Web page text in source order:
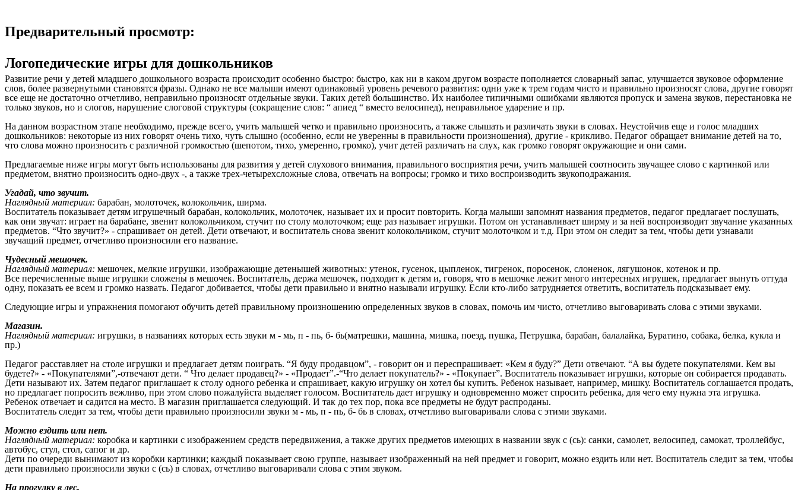
Предварительный просмотр:
Логопедические игры для дошкольников
Развитие речи у детей младшего дошкольного возраста происходит особенно быстро: быстро, как ни в каком другом возрасте пополняется словарный запас, улучшается звуковое оформление
слов, более развернутыми становятся фразы. Однако не все малыши имеют одинаковый уровень речевого развития: одни уже к трем годам чисто и правильно произносят слова, другие говорят
все еще не достаточно отчетливо, неправильно произносят отдельные звуки. Таких детей большинство. Их наиболее типичными ошибками являются пропуск и замена звуков, перестановка не
только звуков, но и слогов, нарушение слоговой структуры (сокращение слов: “ апиед “ вместо велосипед), неправильное ударение и пр.
На данном возрастном этапе необходимо, прежде всего, учить малышей четко и правильно произносить, а также слышать и различать звуки в словах. Неустойчив еще и голос младших
дошкольников: некоторые из них говорят очень тихо, чуть слышно (особенно, если не уверенны в правильности произношения), другие - крикливо. Педагог обращает внимание детей на то,
что слова можно произносить с различной громкостью (шепотом, тихо, умеренно, громко), учит детей различать на слух, как громко говорят окружающие и они сами.
Предлагаемые ниже игры могут быть использованы для развития у детей слухового внимания, правильного восприятия речи, учить малышей соотносить звучащее слово с картинкой или
предметом, внятно произносить одно-двух -, а также трех-четырехсложные слова, отвечать на вопросы; громко и тихо воспроизводить звукоподражания.
Угадай, что звучит.
Наглядный материал: барабан, молоточек, колокольчик, ширма.
Воспитатель показывает детям игрушечный барабан, колокольчик, молоточек, называет их и просит повторить. Когда малыши запомнят названия предметов, педагог предлагает послушать,
как они звучат: играет на барабане, звенит колокольчиком, стучит по столу молоточком; еще раз называет игрушки. Потом он устанавливает ширму и за ней воспроизводит звучание указанных
предметов. “Что звучит?» - спрашивает он детей. Дети отвечают, и воспитатель снова звенит колокольчиком, стучит молоточком и т.д. При этом он следит за тем, чтобы дети узнавали
звучащий предмет, отчетливо произносили его название.
Чудесный мешочек.
Наглядный материал: мешочек, мелкие игрушки, изображающие детенышей животных: утенок, гусенок, цыпленок, тигренок, поросенок, слоненок, лягушонок, котенок и пр.
Все перечисленные выше игрушки сложены в мешочек. Воспитатель, держа мешочек, подходит к детям и, говоря, что в мешочке лежит много интересных игрушек, предлагает вынуть оттуда
одну, показать ее всем и громко назвать. Педагог добивается, чтобы дети правильно и внятно называли игрушку. Если кто-либо затрудняется ответить, воспитатель подсказывает ему.
Следующие игры и упражнения помогают обучить детей правильному произношению определенных звуков в словах, помочь им чисто, отчетливо выговаривать слова с этими звуками.
Магазин.
Наглядный материал: игрушки, в названиях которых есть звуки м - мь, п - пь, б- бь(матрешки, машина, мишка, поезд, пушка, Петрушка, барабан, балалайка, Буратино, собака, белка, кукла и
пр.)
Педагог расставляет на столе игрушки и предлагает детям поиграть. “Я буду продавцом”, - говорит он и переспрашивает: «Кем я буду?” Дети отвечают. “А вы будете покупателями. Кем вы
будете?» - «Покупателями”,-отвечают дети. “ Что делает продавец?» - «Продает”.-“Что делает покупатель?» - «Покупает”. Воспитатель показывает игрушки, которые он собирается продавать.
Дети называют их. Затем педагог приглашает к столу одного ребенка и спрашивает, какую игрушку он хотел бы купить. Ребенок называет, например, мишку. Воспитатель соглашается продать,
но предлагает попросить вежливо, при этом слово пожалуйста выделяет голосом. Воспитатель дает игрушку и одновременно может спросить ребенка, для чего ему нужна эта игрушка.
Ребенок отвечает и садится на место. В магазин приглашается следующий. И так до тех пор, пока все предметы не будут распроданы.
Воспитатель следит за тем, чтобы дети правильно произносили звуки м - мь, п - пь, б- бь в словах, отчетливо выговаривали слова с этими звуками.
Можно ездить или нет.
Наглядный материал: коробка и картинки с изображением средств передвижения, а также других предметов имеющих в названии звук с (сь): санки, самолет, велосипед, самокат, троллейбус,
автобус, стул, стол, сапог и др.
Дети по очереди вынимают из коробки картинки; каждый показывает свою группе, называет изображенный на ней предмет и говорит, можно ездить или нет. Воспитатель следит за тем, чтобы
дети правильно произносили звуки с (сь) в словах, отчетливо выговаривали слова с этим звуком.
На прогулку в лес.